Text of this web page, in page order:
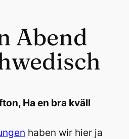
Abend
Ha en bra kväll
haben wir hier ja